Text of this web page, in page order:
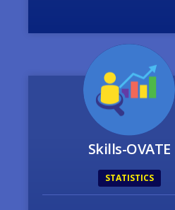
Image
Skills-OVATE
STATISTICS